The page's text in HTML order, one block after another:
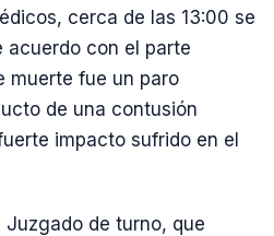
cerca de las 13:00 se
acuerdo con el parte
muerte fue un paro
de una contusión
impacto sufrido en el
Juzgado de turno, que